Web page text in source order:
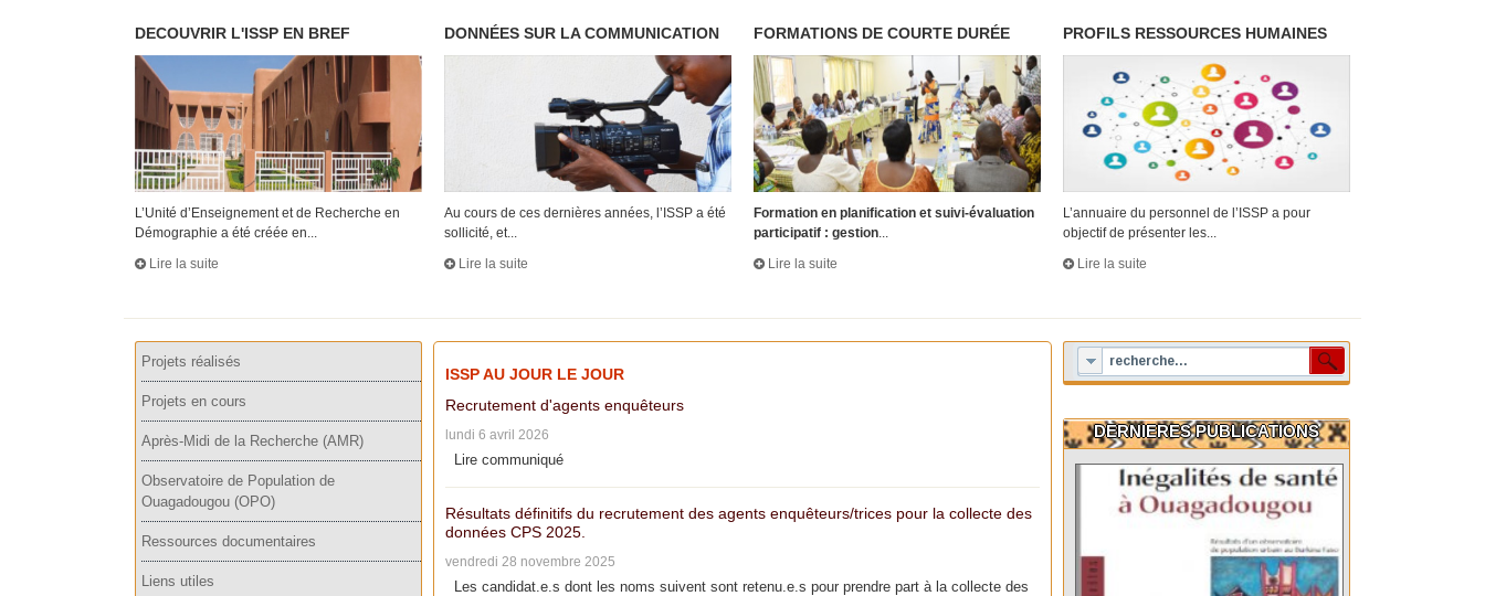
DECOUVRIR L'ISSP EN BREF
L’Unité d’Enseignement et de Recherche en
Démographie a été créée en...
Lire la suite
DONNÉES SUR LA COMMUNICATION
Au cours de ces dernières années, l’ISSP a été
sollicité, et...
Lire la suite
FORMATIONS DE COURTE DURÉE
Formation en planification et suivi-évaluation
participatif : gestion
Lire la suite
PROFILS RESSOURCES HUMAINES
L’annuaire du personnel de l’ISSP a pour
objectif de présenter les...
Lire la suite
ISSP AU JOUR LE JOUR
Recrutement d'agents enquêteurs
lundi 6 avril 2026
Lire communiqué
Résultats définitifs du recrutement des agents enquêteurs/trices pour la collecte des
données CPS 2025.
vendredi 28 novembre 2025
Les candidat.e.s dont les noms suivent sont retenu.e.s pour prendre part à la collecte des
Projets réalisés
Projets en cours
Après-Midi de la Recherche (AMR)
Observatoire de Population de
Ouagadougou (OPO)
Ressources documentaires
Liens utiles
DERNIERES PUBLICATIONS